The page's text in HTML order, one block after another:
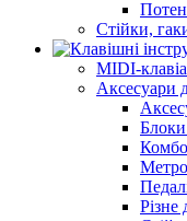
Стійки,
MIDI-
Аксесуари
Різне